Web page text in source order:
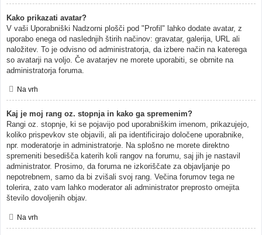
Kako prikazati avatar?
V vaši Uporabniški Nadzorni plošči pod "Profil" lahko dodate avatar, z
uporabo enega od naslednjih štirih načinov: gravatar, galerija, URL ali
naložitev. To je odvisno od administratorja, da izbere način na katerega
so avatarji na voljo. Če avatarjev ne morete uporabiti, se obrnite na
administratorja foruma.
Na vrh
Kaj je moj rang oz. stopnja in kako ga spremenim?
Rangi oz. stopnje, ki se pojavijo pod uporabniškim imenom, prikazujejo,
koliko prispevkov ste objavili, ali pa identificirajo določene uporabnike,
npr. moderatorje in administratorje. Na splošno ne morete direktno
spremeniti besedišča katerih koli rangov na forumu, saj jih je nastavil
administrator. Prosimo, da foruma ne izkoriščate za objavljanje po
nepotrebnem, samo da bi zvišali svoj rang. Večina forumov tega ne
tolerira, zato vam lahko moderator ali administrator preprosto omejita
število dovoljenih objav.
Na vrh